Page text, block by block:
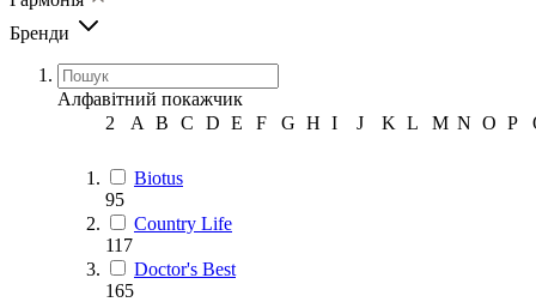
Бренди
Алфавітний покажчик
2
A B C D E F G H I J K L M N O P
Biotus
95
Country Life
117
Doctor's Best
165